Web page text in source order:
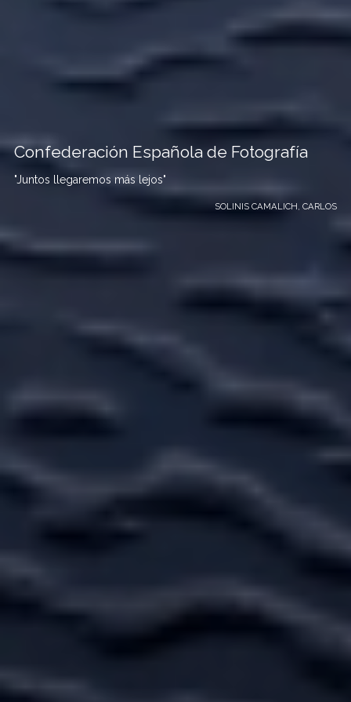
Confederación Española de Fotografía
"Juntos llegaremos más lejos"
SOLINIS CAMALICH, CARLOS